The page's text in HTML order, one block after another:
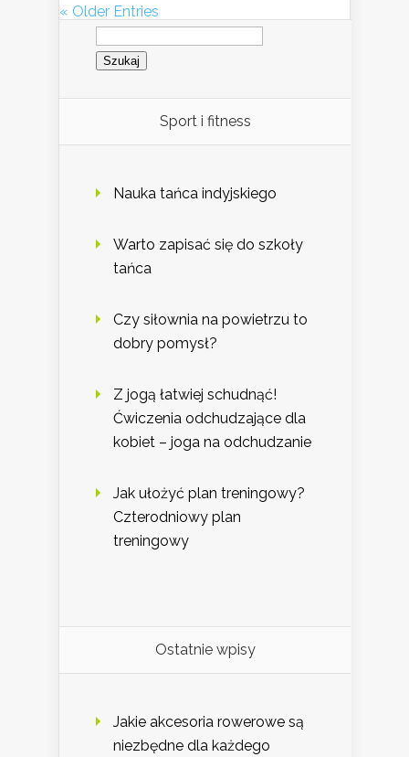
« Older Entries
Szukaj:
Sport i fitness
Nauka tańca indyjskiego
Warto zapisać się do szkoły
tańca
Czy siłownia na powietrzu to
dobry pomysł?
Z jogą łatwiej schudnąć!
Ćwiczenia odchudzające dla
kobiet – joga na odchudzanie
Jak ułożyć plan treningowy?
Czterodniowy plan
treningowy
Ostatnie wpisy
Jakie akcesoria rowerowe są
niezbędne dla każdego